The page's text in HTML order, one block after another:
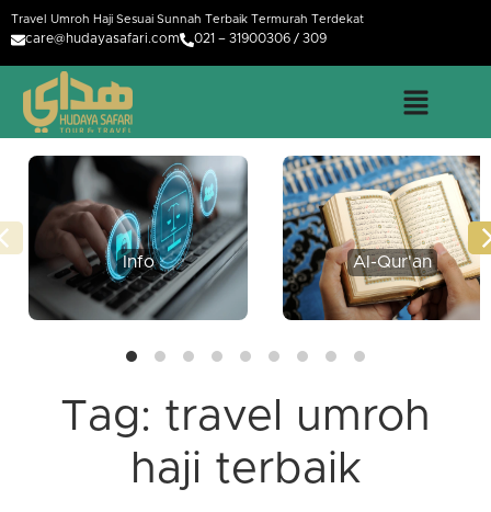
Travel Umroh Haji Sesuai Sunnah Terbaik Termurah Terdekat
care@hudayasafari.com 021 – 31900306 / 309
Info Al-Qur'an
Tag: travel umroh
haji terbaik